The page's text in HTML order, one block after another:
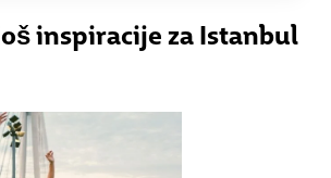
inspiracije za Istanbul